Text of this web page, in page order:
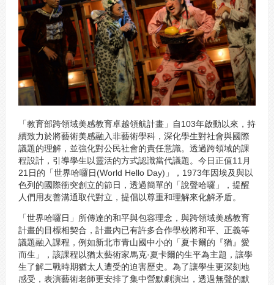
「教育部跨領域美感教育卓越領航計畫」自103年啟動以來，持
續致力於將藝術美感融入非藝術學科，深化學生對社會與國際
議題的理解，並強化對公民社會的責任意識。透過跨領域的課
程設計，引導學生以靈活的方式認識當代議題。今日正值11月
21日的「世界哈囉日(World Hello Day)」，1973年因埃及與以
色列的國際衝突創立的節日，透過簡單的「說聲哈囉」，提醒
人們用友善溝通取代對立，提倡以尊重和理解來化解矛盾。
「世界哈囉日」所傳達的和平與包容理念，與跨領域美感教育
計畫的目標相契合，計畫內已有許多合作學校將和平、正義等
議題融入課程，例如新北市青山國中小的「夏卡爾的『猶』愛
而生」，該課程以猶太藝術家馬克·夏卡爾的生平為主題，讓學
生了解二戰時期猶太人遭受的迫害歷史。為了讓學生更深刻地
感受，表演藝術老師更安排了集中營默劇演出，透過無聲的默